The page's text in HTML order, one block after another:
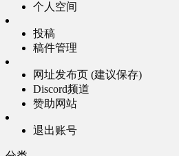
个人空间
投稿
稿件管理
网址发布页 (建议保存)
Discord频道
赞助网站
退出账号